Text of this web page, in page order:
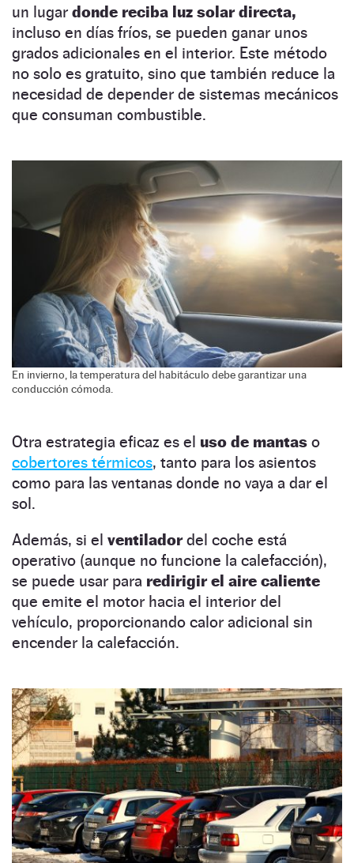
un lugar donde reciba luz solar directa,
incluso en días fríos, se pueden ganar unos
grados adicionales en el interior. Este método
no solo es gratuito, sino que también reduce la
necesidad de depender de sistemas mecánicos
que consuman combustible.
En invierno, la temperatura del habitáculo debe garantizar una
conducción cómoda.
Otra estrategia eficaz es el uso de mantas o
cobertores térmicos, tanto para los asientos
como para las ventanas donde no vaya a dar el
sol.
Además, si el ventiladordel coche está
operativo (aunque no funcione la calefacción),
se puede usar para redirigir el aire caliente
que emite el motor hacia el interior del
vehículo, proporcionando calor adicional sin
encender la calefacción.